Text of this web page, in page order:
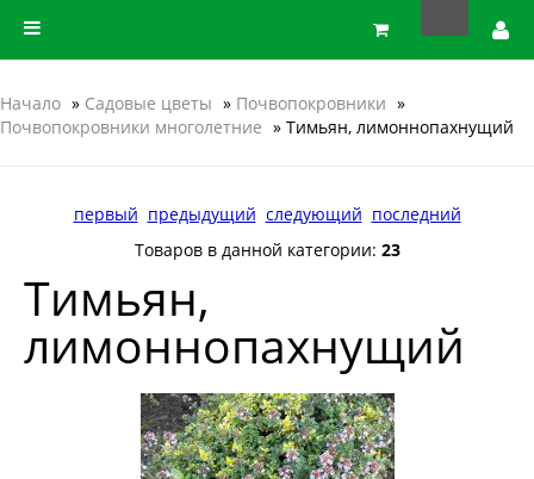
Начало » Садовые цветы » Почвопокровники »
Почвопокровники многолетние » Тимьян, лимоннопахнущий
первый предыдущий следующий последний
Товаров в данной категории: 23
Тимьян,
лимоннопахнущий